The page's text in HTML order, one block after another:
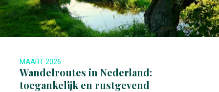
MAART 2026
Wandelroutes in Nederland:
toegankelijk en rustgevend